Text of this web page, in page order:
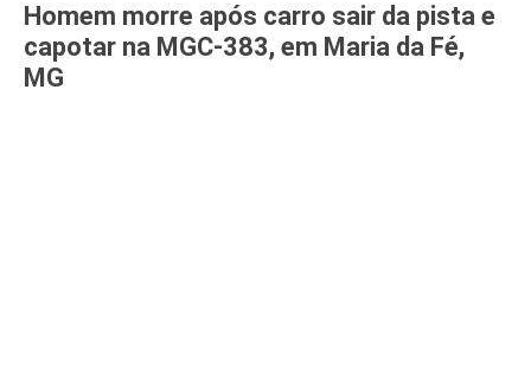
Homem morre após carro sair da pista e
capotar na MGC-383, em Maria da Fé,
MG